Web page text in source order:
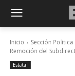
Inicio Sección Politica
Remoción del
Estatal